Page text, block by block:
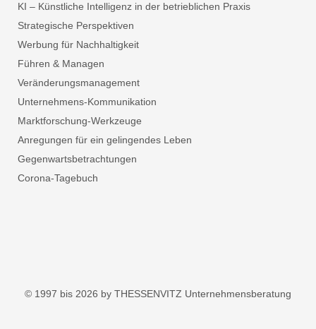
KI – Künstliche Intelligenz in der betrieblichen Praxis
Strategische Perspektiven
Werbung für Nachhaltigkeit
Führen & Managen
Veränderungsmanagement
Unternehmens-Kommunikation
Marktforschung-Werkzeuge
Anregungen für ein gelingendes Leben
Gegenwartsbetrachtungen
Corona-Tagebuch
© 1997 bis 2026 by THESSENVITZ Unternehmensberatung